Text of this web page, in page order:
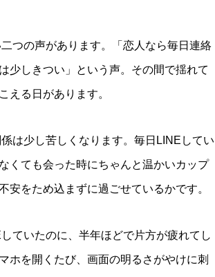
つの声があります。「恋人なら毎日連絡
少しきつい」という声。その間で揺れて
える日があります。
は少し苦しくなります。毎日LINEしてい
くても会った時にちゃんと温かいカップ
安をため込まずに過ごせているかです。
ていたのに、半年ほどで片方が疲れてし
ホを開くたび、画面の明るさがやけに刺